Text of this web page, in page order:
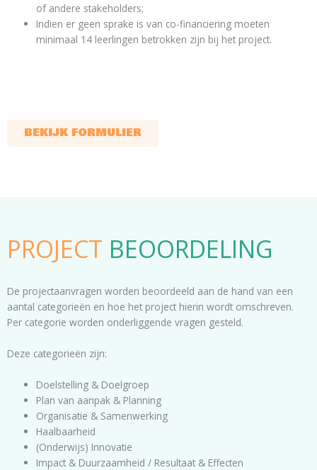
of andere stakeholders;
Indien er geen sprake is van co-financiering moeten
minimaal 14 leerlingen betrokken zijn bij het project.
BEKIJK FORMULIER
PROJECT BEOORDELING
De projectaanvragen worden beoordeeld aan de hand van een
aantal categorieën en hoe het project hierin wordt omschreven.
Per categorie worden onderliggende vragen gesteld.​
Deze categorieën zijn:
Doelstelling & Doelgroep
Plan van aanpak & Planning
Organisatie & Samenwerking
Haalbaarheid
(Onderwijs) Innovatie
Impact & Duurzaamheid / Resultaat & Effecten